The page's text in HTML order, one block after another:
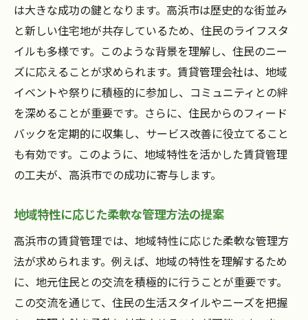
は大きな成功の鍵となります。高浜市は歴史的な街並み
と新しい住宅地が共存しているため、住民のライフスタ
イルも多様です。このような背景を理解し、住民のニー
ズに応えることが求められます。賃貸管理会社は、地域
イベントや祭りに積極的に参加し、コミュニティとの絆
を深めることが重要です。さらに、住民からのフィード
バックを定期的に収集し、サービス改善に役立てること
も有効です。このように、地域特性を活かした賃貸管理
の工夫が、高浜市での成功に寄与します。
地域特性に応じた柔軟な管理方法の提案
高浜市の賃貸管理では、地域特性に応じた柔軟な管理方
法が求められます。例えば、地域の特性を理解するため
に、地元住民との交流を積極的に行うことが重要です。
この交流を通じて、住民の生活スタイルやニーズを把握